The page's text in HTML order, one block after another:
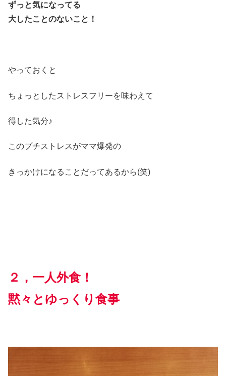
ずっと気になってる
大したことのないこと！
やっておくと
ちょっとしたストレスフリーを味わえて
得した気分♪
このプチストレスがママ爆発の
きっかけになることだってあるから(笑)
２，一人外食！
黙々とゆっくり食事